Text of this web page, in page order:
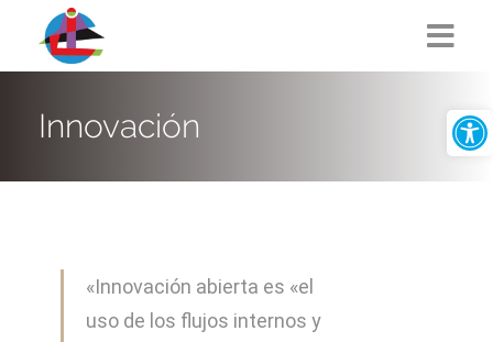
Educación
CACT Media
Innovación
«Innovación abierta es «el
uso de los flujos internos y